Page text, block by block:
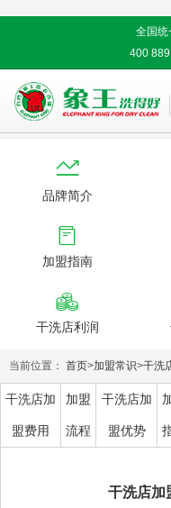
全国统
400

品牌简介

加盟指南

干洗店利润
当前位置： 首页>加盟常识>干洗
干洗店加
盟费用
加盟
流程
干洗店加
盟优势
干洗店加